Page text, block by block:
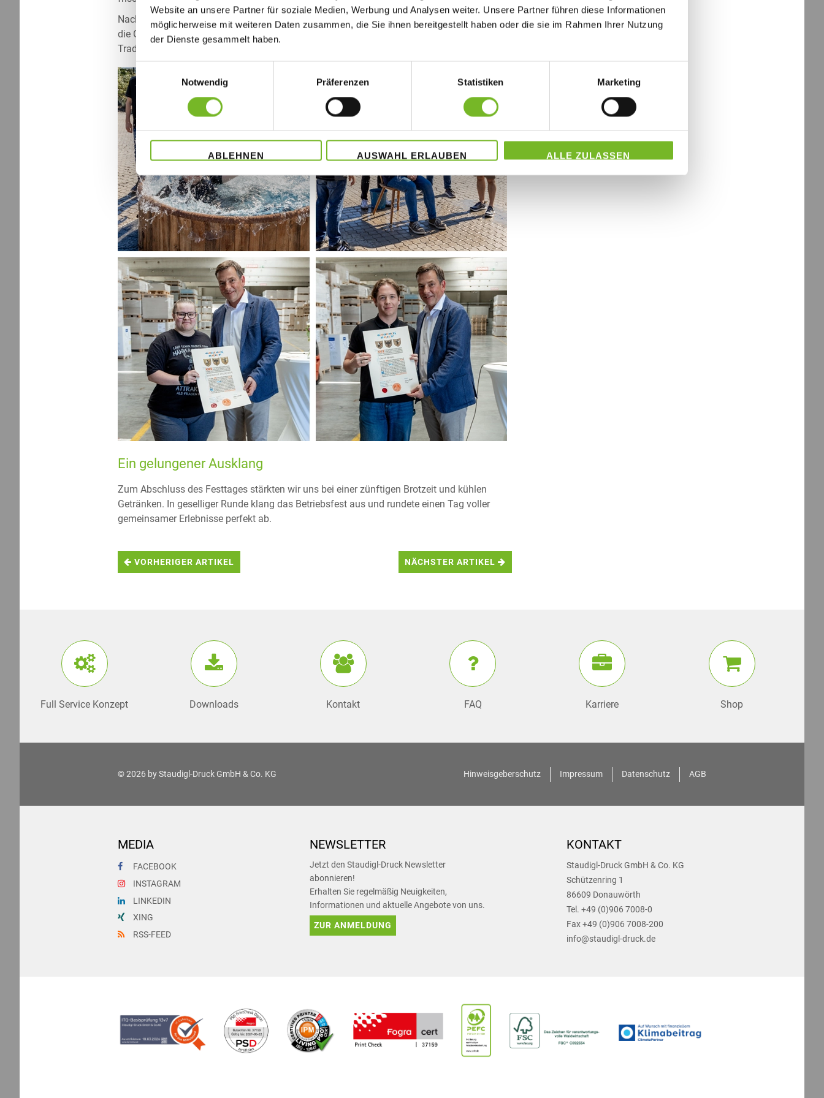
Website an unsere Partner für soziale Medien, Werbung und Analysen weiter. Unsere Partner führen diese Informationen
möglicherweise mit weiteren Daten zusammen, die Sie ihnen bereitgestellt haben oder die sie im Rahmen Ihrer Nutzung
der Dienste gesammelt haben.
Einwilligungsauswahl
Notwendig
Präferenzen Statistiken Marketing
ABLEHNEN AUSWAHL ERLAUBEN ALLE ZULASSEN
Nach der Zeremonie erhielten die Täuflinge ihre Gautschbriefe und wurden damit offiziell in
die Gemeinschaft der Druckerszunft aufgenommen. Die tief im Handwerk verwurzelte
Tradition wurde von allen Mitarbeiterinnen und Mitarbeitern mit großem Interesse verfolgt.
Ein gelungener Ausklang
Zum Abschluss des Festtages stärkten wir uns bei einer zünftigen Brotzeit und kühlen
Getränken. In geselliger Runde klang das Betriebsfest aus und rundete einen Tag voller
gemeinsamer Erlebnisse perfekt ab.
VORHERIGER ARTIKEL NÄCHSTER ARTIKEL
Full Service Konzept Downloads Kontakt FAQ Karriere Shop
© 2026 byStaudigl-Druck GmbH & Co. KG Hinweisgeberschutz Impressum Datenschutz AGB
MEDIA
FACEBOOK
INSTAGRAM
LINKEDIN
XING
RSS-FEED
NEWSLETTER
Jetzt den Staudigl-Druck Newsletter
abonnieren!
Erhalten Sie regelmäßig Neuigkeiten,
Informationen und aktuelle Angebote von uns.
ZUR ANMELDUNG
KONTAKT
Staudigl-Druck GmbH & Co. KG
Schützenring 1
86609 Donauwörth
Tel. +49 (0)906 7008-0
Fax +49 (0)906 7008-200
info@staudigl-druck.de